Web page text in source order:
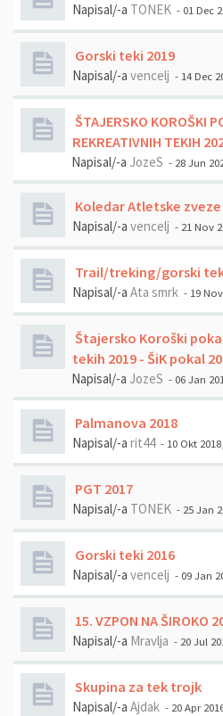
Napisal/-a TONEK - 01 Dec
Gorski teki 2019
Napisal/-a vencelj - 14 Dec
ŠTAJERSKO KOROŠKI
REKREATIVNIH TEKIH
Napisal/-a JozeS - 28 Jun
Koledar Atletske
Napisal/-a vencelj - 21 Nov
Trail/treking/gorski
Napisal/-a Ata smrk - 19
Štajersko Koroški
tekih 2019 - ŠiK pokal
Napisal/-a JozeS - 06 Jan
Palmanova 2018
Napisal/-a rit44 - 10 Okt
PGT 2017
Napisal/-a TONEK - 25 Jan
Gorski teki 2016
Napisal/-a vencelj - 09 Jan
15. VZPON NA ŠIROKO
Napisal/-a Mravlja - 20 Jul
Skupina za tek trojk
Napisal/-a Ajdak - 20 Apr